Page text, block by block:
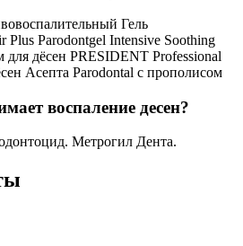
Гель
Parodontgel Intensive Soothing
дёсен PRESIDENT Professional
Асепта Parodontal с прополисом
воспаление десен?
Метрогил Дента.